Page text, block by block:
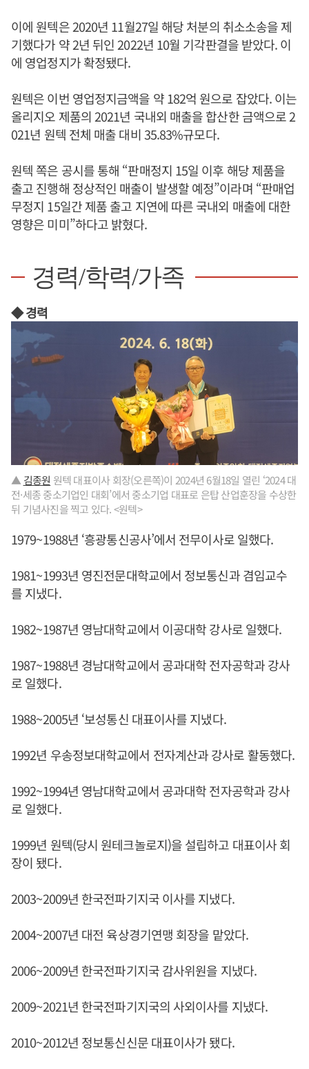
이에 원텍은 2020년 11월27일 해당 처분의 취소소송을 제
기했다가 약 2년 뒤인 2022년 10월 기각판결을 받았다. 이
에 영업정지가 확정됐다.
원텍은 이번 영업정지금액을 약 182억 원으로 잡았다. 이는
올리지오 제품의 2021년 국내외 매출을 합산한 금액으로 2
021년 원텍 전체 매출 대비 35.83%규모다.
원텍 쪽은 공시를 통해 “판매정지 15일 이후 해당 제품을
출고 진행해 정상적인 매출이 발생할 예정”이라며 “판매업
무정지 15일간 제품 출고 지연에 따른 국내외 매출에 대한
영향은 미미”하다고 밝혔다.
경력/학력/가족
◆ 경력
▲ 김종원 원텍 대표이사 회장(오른쪽)이 2024년 6월18일 열린 ‘2024 대
전·세종 중소기업인 대회’에서 중소기업 대표로 은탑 산업훈장을 수상한
뒤 기념사진을 찍고 있다. <원텍>
1979~1988년 ‘흥광통신공사’에서 전무이사로 일했다.
1981~1993년 영진전문대학교에서 정보통신과 겸임교수
를 지냈다.
1982~1987년 영남대학교에서 이공대학 강사로 일했다.
1987~1988년 경남대학교에서 공과대학 전자공학과 강사
로 일했다.
1988~2005년 ‘보성통신 대표이사를 지냈다.
1992년 우송정보대학교에서 전자계산과 강사로 활동했다.
1992~1994년 영남대학교에서 공과대학 전자공학과 강사
로 일했다.
1999년 원텍(당시 원테크놀로지)을 설립하고 대표이사 회
장이 됐다.
2003~2009년 한국전파기지국 이사를 지냈다.
2004~2007년 대전 육상경기연맹 회장을 맡았다.
2006~2009년 한국전파기지국 감사위원을 지냈다.
2009~2021년 한국전파기지국의 사외이사를 지냈다.
2010~2012년 정보통신신문 대표이사가 됐다.